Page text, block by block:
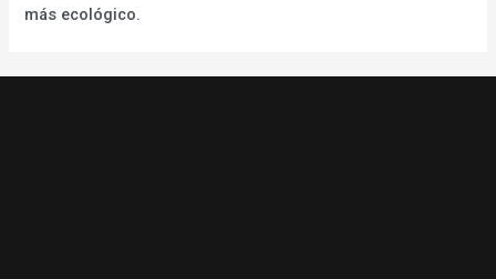
más ecológico.